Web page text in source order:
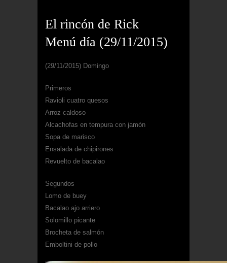
El rincón de Rick
Menú día (29/11/2015)
(29/11/2015) Domingo
Primeros
Ravioli cuatro quesos
Arroz caldoso
Alcachofas en tempura con jamón
Sopa de marisco
Ensalada de chipirones
Revuelto de bacalao
Segundos
Lomo de buey
Bacalao ajo arriero
Solomillo picante
Brocheta de salmón
Emboltini de pollo